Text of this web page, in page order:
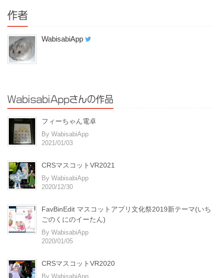
作者
WabisabiApp
WabisabiAppさんの作品
フィーちゃん電卓
By WabisabiApp
2021/01/03
CRSマスコットVR2021
By WabisabiApp
2020/12/30
FavBinEdit マスコットアプリ文化祭2019新テーマ(いち
ごのくにのイーたん)
By WabisabiApp
2020/01/05
CRSマスコットVR2020
By WabisabiApp